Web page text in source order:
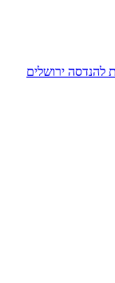
להנדסה ירושלים